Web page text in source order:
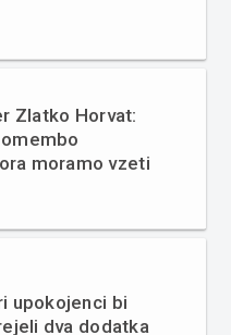
Zlatko Horvat:
moramo vzeti
upokojenci bi
dva dodatka